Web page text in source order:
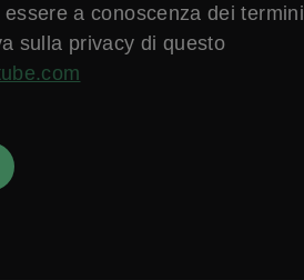
a conoscenza dei termini
sulla privacy di questo